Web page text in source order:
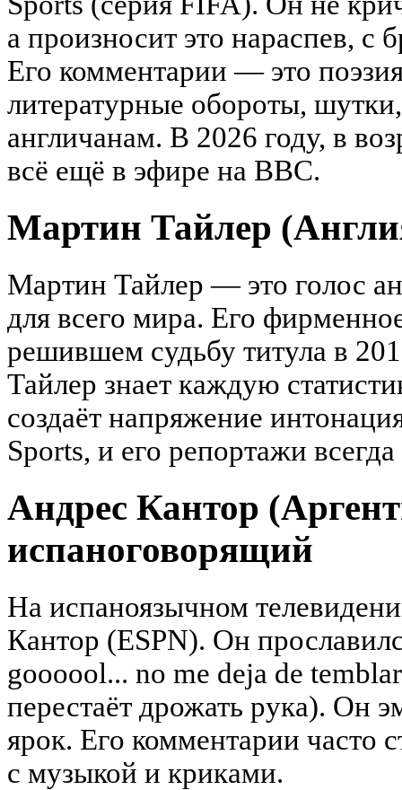
а произносит это нараспев, с
Его комментарии — это
литературные обороты,
англичанам. В 2026 году, в
всё ещё в эфире на BBC.
Мартин Тайлер
Мартин Тайлер — это голос
для всего мира. Его
решившем судьбу титула в
Тайлер знает каждую
создаёт напряжение
Sports, и его репортажи
Андрес Кантор
испаноговорящий
На испаноязычном
Кантор (ESPN). Он
goooool... no me deja de
перестаёт дрожать рука). Он
ярок. Его комментарии часто
с музыкой и криками.